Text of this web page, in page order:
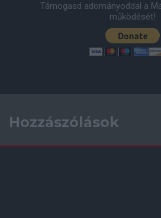
Támogasd adományoddal a
működését!
Hozzászólások